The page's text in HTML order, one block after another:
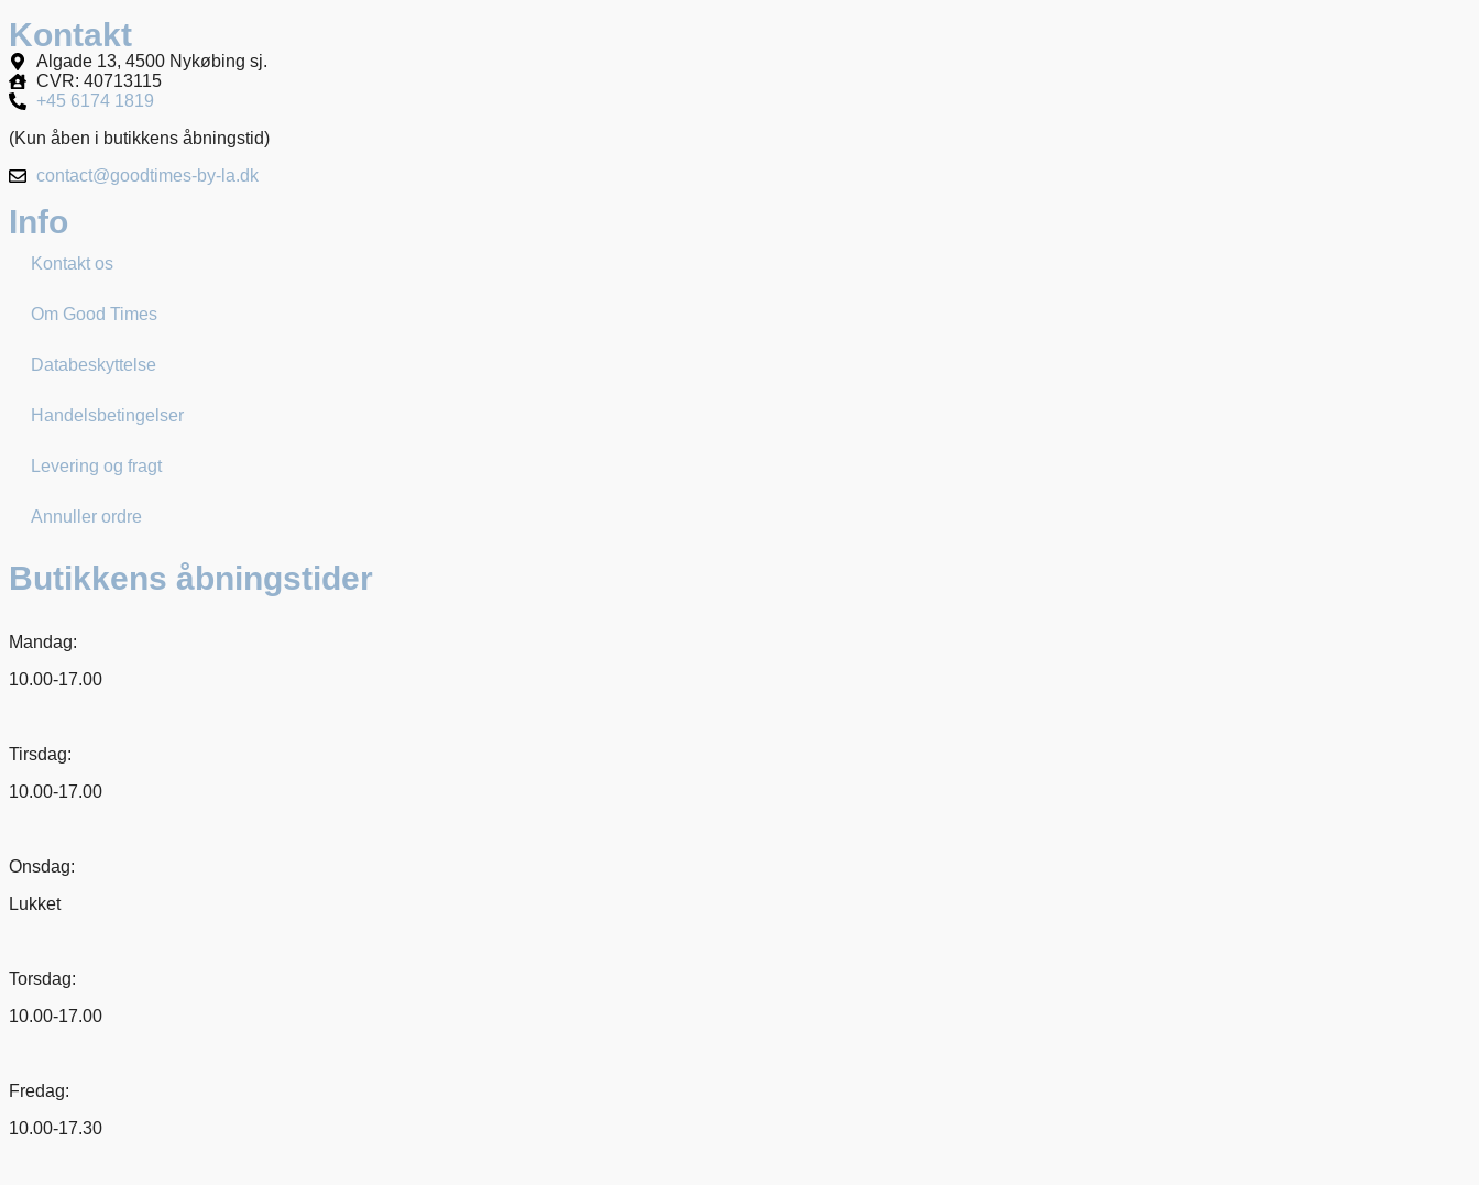
Kontakt
Algade 13, 4500 Nykøbing sj.
CVR: 40713115
+45 6174 1819
(Kun åben i butikkens åbningstid)
contact@goodtimes-by-la.dk
Info
Kontakt os
Om Good Times
Databeskyttelse
Handelsbetingelser
Levering og fragt
Annuller ordre
Butikkens åbningstider
Mandag:
10.00-17.00
Tirsdag:
10.00-17.00
Onsdag:
Lukket
Torsdag:
10.00-17.00
Fredag:
10.00-17.30